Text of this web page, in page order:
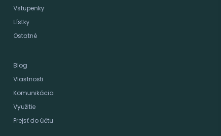
Vstupenky
Lístky
Ostatné
Blog
Vlastnosti
Komunikácia
Využitie
Prejsť do účtu